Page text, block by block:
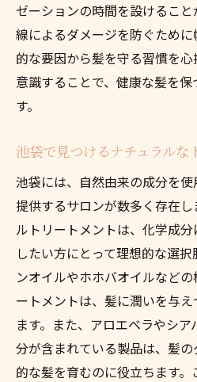
ゼーションの時間を設けるこ
線によるダメージを防ぐため
的な要因から髪を守る習慣を
意識することで、健康な髪を
す。
池袋で見つけるナチュラルな
池袋には、自然由来の成分を
提供するサロンが数多く存在
ルトリートメントは、化学成
したい方にとって理想的な選
ンオイルやホホバオイルなど
ートメントは、髪に潤いを与
ます。また、アロエベラやシ
分が含まれている製品は、髪
的な髪を育むのに役立ちます